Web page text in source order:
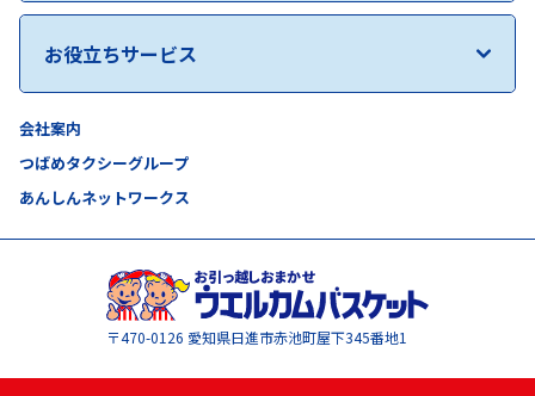
お役立ちサービス
会社案内
つばめタクシーグループ
あんしんネットワークス
〒470-0126 愛知県日進市赤池町屋下345番地1